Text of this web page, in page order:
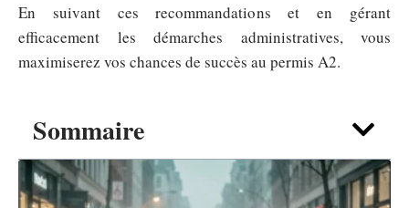
Sommaire
En suivant ces recommandations et en gérant
efficacement les démarches administratives, vous
maximiserez vos chances de succès au permis A2.